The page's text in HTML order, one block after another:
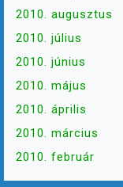
2010. augusztus
2010. július
2010. június
2010. május
2010. április
2010. március
2010. február